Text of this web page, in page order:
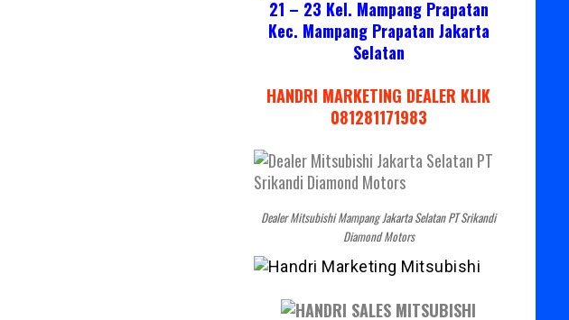
21 – 23 Kel. Mampang Prapatan
Kec. Mampang Prapatan Jakarta
Selatan
HANDRI MARKETING DEALER KLIK
081281171983
Dealer Mitsubishi Mampang Jakarta Selatan PT Srikandi
Diamond Motors